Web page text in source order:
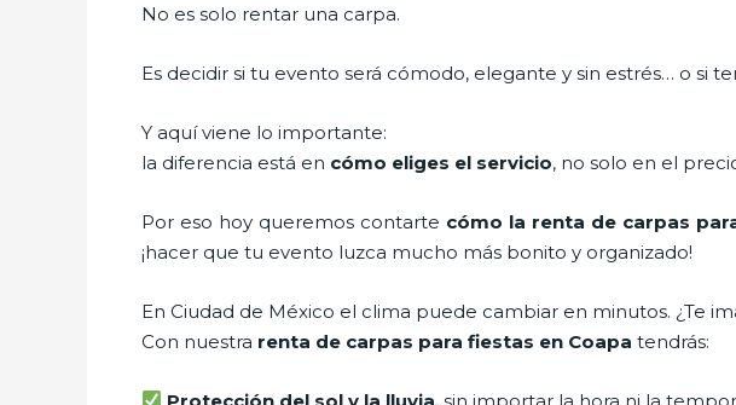
No es solo rentar una carpa.
Es decidir si tu evento será cómodo, elegante y sin estrés… o si
Y aquí viene lo importante:
la diferencia está en cómo eliges el servicio, no solo en el
Por eso hoy queremos contarte cómo la renta de carpas
¡hacer que tu evento luzca mucho más bonito y organizado!
En Ciudad de México el clima puede cambiar en minutos. ¿Te
Con nuestra renta de carpas para fiestas en Coapa tendrás:
Protección del sol y la lluvia, sin importar la hora ni la